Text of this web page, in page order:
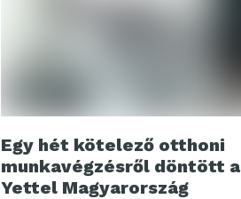
Egy hét kötelező otthoni
munkavégzésről döntött a
Yettel Magyarország